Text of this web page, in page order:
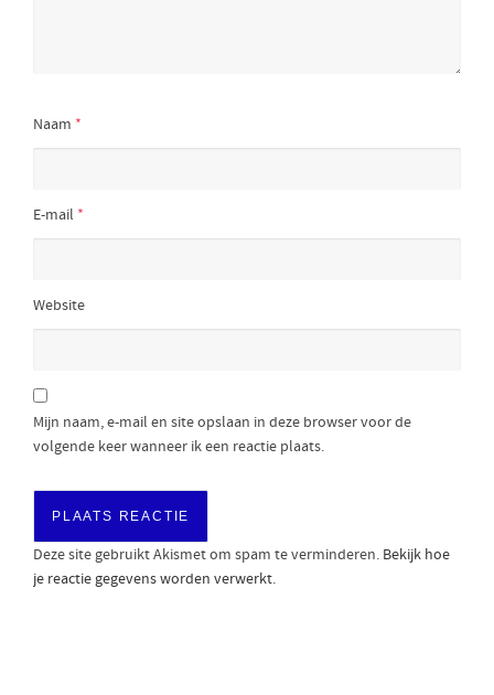
Naam *
E-mail *
Website
Mijn naam, e-mail en site opslaan in deze browser voor de
volgende keer wanneer ik een reactie plaats.
Deze site gebruikt Akismet om spam te verminderen. Bekijk hoe
je reactie gegevens worden verwerkt.